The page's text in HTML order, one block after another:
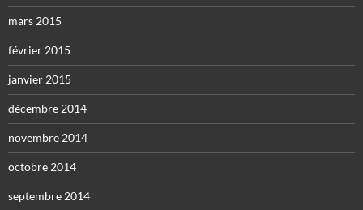
mars 2015
février 2015
janvier 2015
décembre 2014
novembre 2014
octobre 2014
septembre 2014